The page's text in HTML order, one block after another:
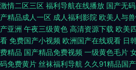
激情二区三区 福利导航在线播放 国产无
产精品成人一区 成人福利影院 欧美人与
产亚洲 午夜三级黄色 高清资源下载 欧美
看 免费国产小视频 欧洲国产在线观看 日
费精品 国产精品免费视频 一级黄色毛片
码免费黄片 丝袜福利导航 久久91精品国产